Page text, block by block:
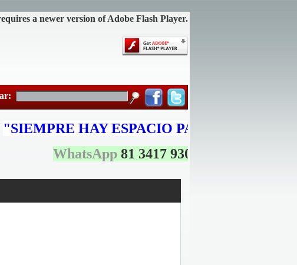
a newer version of Adobe Flash Player.
SIEMPRE HAYESPACIOPARA TODO
WhatsApp 81 3417 9305